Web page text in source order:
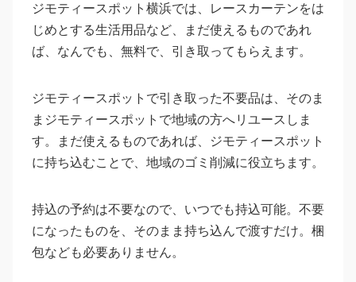
ジモティースポット横浜では、レースカーテンをは
じめとする生活用品など、まだ使えるものであれ
ば、なんでも、無料で、引き取ってもらえます。
ジモティースポットで引き取った不要品は、そのま
まジモティースポットで地域の方へリユースしま
す。まだ使えるものであれば、ジモティースポット
に持ち込むことで、地域のゴミ削減に役立ちます。
持込の予約は不要なので、いつでも持込可能。不要
になったものを、そのまま持ち込んで渡すだけ。梱
包なども必要ありません。